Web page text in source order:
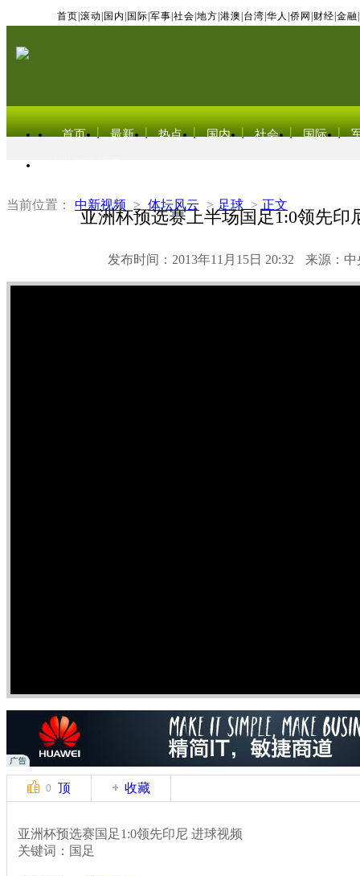
首页 滚动 国内 国际 军事 社会 地方 港澳 台湾 华人 侨网 财经 金融
首页 最新 热点 国内 社会 国际
当前位置： 中新视频 > 体坛风云 > 足球 > 正文
亚洲杯预选赛上半场国足1:0领先印
发布时间：2013年11月15日 20:32 来源：中
0 顶 收藏
亚洲杯预选赛国足1:0领先印尼 进球视频
关键词：国足